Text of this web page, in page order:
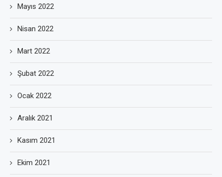
Mayıs 2022
Nisan 2022
Mart 2022
Şubat 2022
Ocak 2022
Aralık 2021
Kasım 2021
Ekim 2021